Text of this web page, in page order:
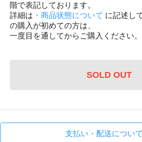
階で表記しております。
詳細は ・商品状態について に記述し
の購入が初めての方は、
一度目を通してからご購入ください。
SOLD OUT
支払い・配送について